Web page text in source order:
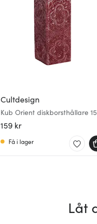
Cultdesign
Kub Orient diskborsthållare 15
cm vinröd
159 kr
Få i lager
Låt